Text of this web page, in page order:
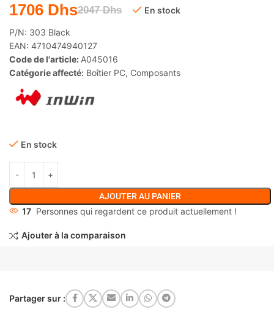
2047Dhs
1706 Dhs En stock
P/N: 303 Black
EAN: 4710474940127
Code de l'article: A045016
Catégorie affecté: Boîtier PC, Composants
En stock
AJOUTER AU PANIER
17 Personnes qui regardent ce produit actuellement !
Ajouter à la comparaison
Partager sur :